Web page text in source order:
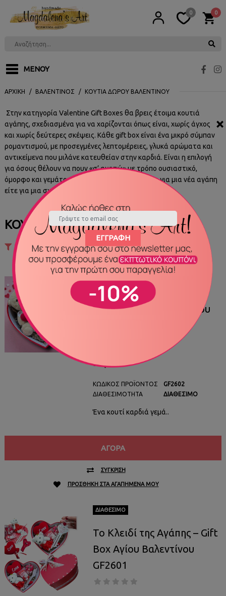
0 0
ΜΕΝΟΎ
ΑΡΧΙΚΉ ΒΑΛΕΝΤΊΝΟΣ ΚΟΥΤΙΆ ΔΏΡΟΥ ΒΑΛΕΝΤΊΝΟΥ
Στην κατηγορία Valentine Gift Boxes θα βρεις έτοιμα κουτιά
αγάπης, σχεδιασμένα για να χαρίζονται όπως είναι, χωρίς άγχος
και χωρίς δεύτερες σκέψεις. Κάθε gift box είναι ένα μικρό σύμπαν
ρομαντισμού, με προσεγμένες λεπτομέρειες, γλυκά αρώματα και
αντικείμενα που μιλάνε κατευθείαν στην καρδιά. Είναι η επιλογή
για όσους θέλουν να πουν «σ’ αγαπώ» με τρόπο ουσιαστικό,
όμορφο και γεμάτο συναίσθημα, είτε πρόκειται για μια νέα αγάπη
είτε για μια σχέση που έχει ιστορία.
ΚΟΥΤΙΆ ΔΏΡΟΥ ΒΑΛΕΝΤΊΝΟΥ
FILTER
ΔΙΑΘΈΣΙΜΟ
Forever in Love –
Ρομαντικό Gift Box Αγίου
32,00€
ΚΩΔΙΚΌΣ ΠΡΟΪΌΝΤΟΣ
ΔΙΑΘΕΣΙΜΌΤΗΤΑ
GF2602
ΔΙΑΘΈΣΙΜΟ
Ένα κουτί καρδιά γεμά..
ΑΓΟΡΆ
ΣΎΓΚΡΙΣΗ
ΠΡΟΣΘΉΚΗ ΣΤΑ ΑΓΑΠΗΜΈΝΑ ΜΟΥ
ΔΙΑΘΈΣΙΜΟ
Το Κλειδί της Αγάπης – Gift
Box Αγίου Βαλεντίνου
GF2601
×
ΕΓΓΡΑΦΉ